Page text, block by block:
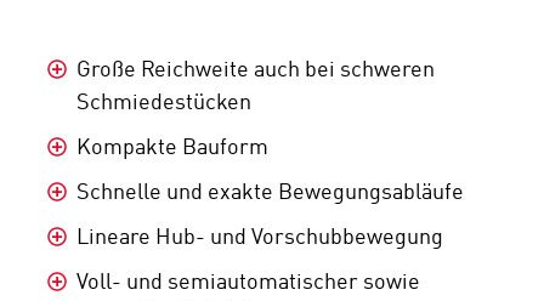
Große Reichweite auch bei schweren
Schmiedestücken
Kompakte Bauform
Schnelle und exakte Bewegungsabläufe
Lineare Hub- und Vorschubbewegung
Voll- und semiautomatischer sowie